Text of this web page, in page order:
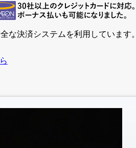
な決済システムを利用しています。